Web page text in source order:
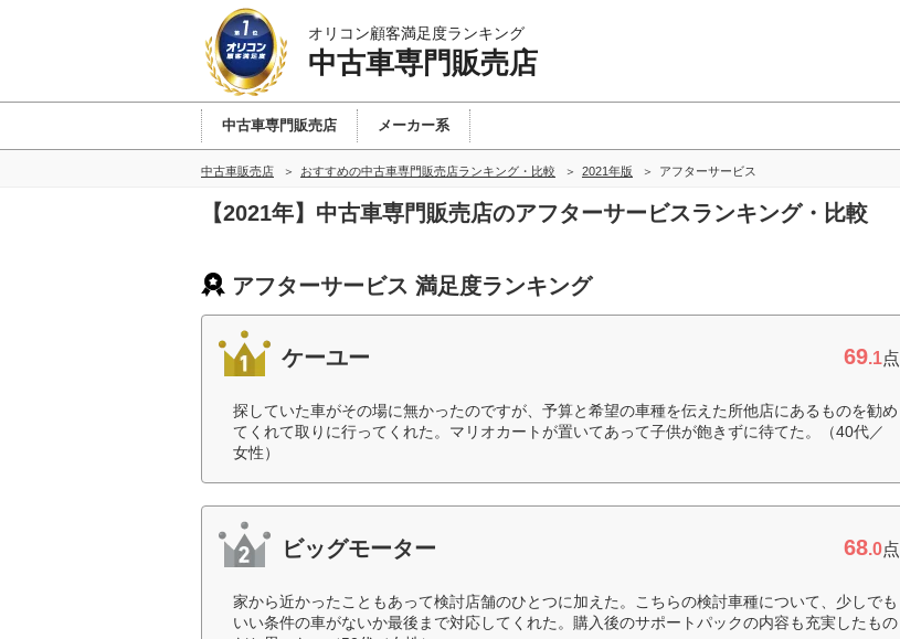
オリコン顧客満足度ランキング
中古車専門販売店
中古車専門販売店 メーカー系
中古車販売店 おすすめの中古車専門販売店ランキング・比較 2021年版 アフターサービス
【2021年】中古車専門販売店のアフターサービスランキング・比較
アフターサービス 満足度ランキング
ケーユー 69.1点
探していた車がその場に無かったのですが、予算と希望の車種を伝えた所他店にあるものを勧め
てくれて取りに行ってくれた。マリオカートが置いてあって子供が飽きずに待てた。（40代／
女性）
ビッグモーター 68.0点
家から近かったこともあって検討店舗のひとつに加えた。こちらの検討車種について、少しでも
いい条件の車がないか最後まで対応してくれた。購入後のサポートパックの内容も充実したもの